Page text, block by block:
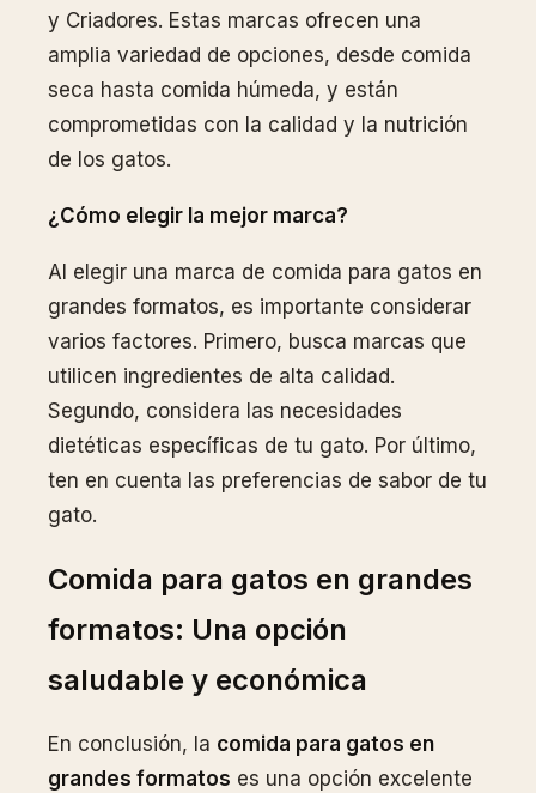
y Criadores. Estas marcas ofrecen una
amplia variedad de opciones, desde comida
seca hasta comida húmeda, y están
comprometidas con la calidad y la nutrición
de los gatos.
¿Cómo elegir la mejor marca?
Al elegir una marca de comida para gatos en
grandes formatos, es importante considerar
varios factores. Primero, busca marcas que
utilicen ingredientes de alta calidad.
Segundo, considera las necesidades
dietéticas específicas de tu gato. Por último,
ten en cuenta las preferencias de sabor de tu
gato.
Comida para gatos en grandes
formatos: Una opción
saludable y económica
En conclusión, la comida para gatos en
grandes formatos es una opción excelente